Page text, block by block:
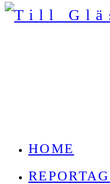
HOME